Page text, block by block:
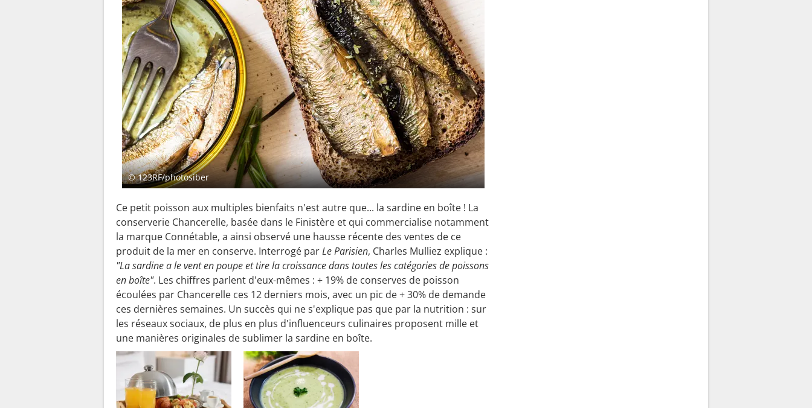
© 123RF/photosiber
Ce petit poisson aux multiples bienfaits n'est autre que... la sardine en boîte ! La
conserverie Chancerelle, basée dans le Finistère et qui commercialise notamment
la marque Connétable, a ainsi observé une hausse récente des ventes de ce
produit de la mer en conserve. Interrogé parLe Parisien, Charles Mulliez explique :
"La sardine a le vent en poupe et tire la croissance dans toutes les catégories de poissons
en boîte". Les chiffres parlent d'eux-mêmes : + 19% de conserves de poisson
écoulées par Chancerelle ces 12 derniers mois, avec un pic de + 30% de demande
ces dernières semaines. Un succès qui ne s'explique pas que par la nutrition : sur
les réseaux sociaux, de plus en plus d'influenceurs culinaires proposent mille et
une manières originales de sublimer la sardine en boîte.